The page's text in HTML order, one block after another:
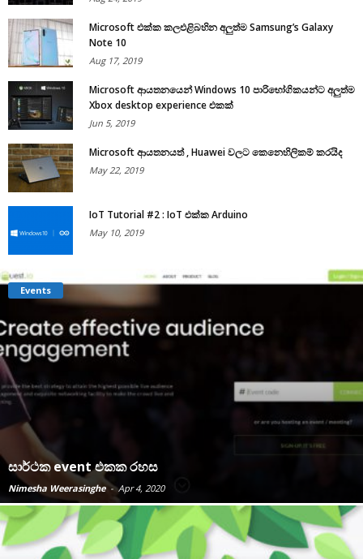
Microsoft එක්ක කලඑළිබහින අලුත්ම Samsung’s Galaxy
Note 10
Aug 17, 2019
Microsoft ආයතනයෙන් Windows 10 පාරිභෝගිකයන්ට අලුත්ම
Xbox desktop experience එකක්
Jun 5, 2019
Microsoft ආයතනයත් , Huawei වලට කෙනෙහිලිකම් කරයිද
May 22, 2019
IoT Tutorial #2 : IoT එක්ක Arduino
May 10, 2019
Events
සාර්ථක event එකක රහස
Nimesha Weerasinghe - Apr 4, 2020